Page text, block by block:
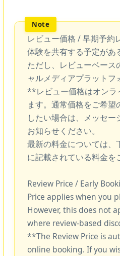
レビュー価格 / 早期予約
体験を共有する予定があ
ただし、レビューベー
ャルメディアプラット
**レビュー価格はオンラ
ます。通常価格をご希
したい場合は、メッセ
お知らせください。
最新の料金については、
に記載されている料金を
Review Price / Early
Price applies when you
However, this does not
where review-based
**The Review Price is
online booking. If you